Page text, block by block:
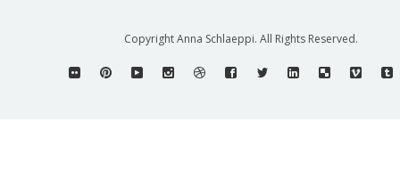
Copyright Anna Schlaeppi. All Rights Reserved.